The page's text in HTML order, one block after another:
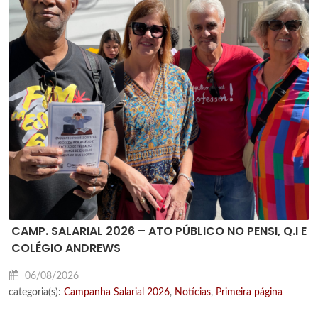
CAMP. SALARIAL 2026 – ATO PÚBLICO NO PENSI, Q.I E
COLÉGIO ANDREWS
06/08/2026
categoria(s): Campanha Salarial 2026, Notícias, Primeira página